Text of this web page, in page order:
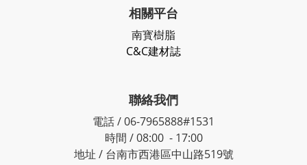
相關平台
南寳樹脂
C&C建材誌
聯絡我們
電話 / 06-7965888#1531
時間 / 08:00 - 17:00
地址 / 台南市西港區中山路519號